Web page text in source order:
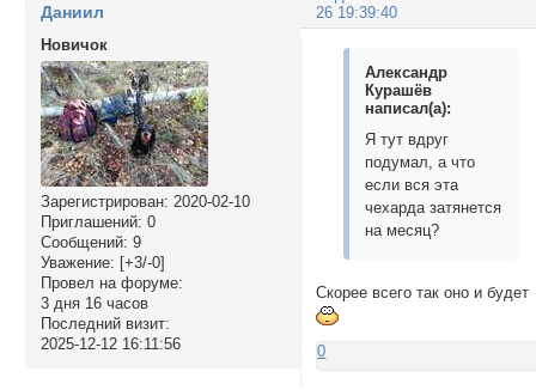
26 19:39:40
Даниил
Новичок
Зарегистрирован: 2020-02-10
Приглашений: 0
Сообщений: 9
Уважение: [+3/-0]
Провел на форуме:
3 дня 16 часов
Последний визит:
2025-12-12 16:11:56
Александр
Курашёв
написал(а):
Я тут вдруг
подумал, а что
если вся эта
чехарда затянется
на месяц?
Скорее всего так оно и будет
0